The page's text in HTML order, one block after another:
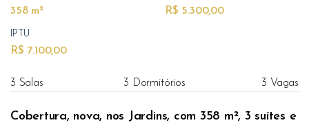
358 m² R$ 5.300,00
IPTU
R$ 7.100,00
3 Salas 3 Dormitórios 3 Vagas
Cobertura, nova, nos Jardins, com 358 m², 3 suítes e